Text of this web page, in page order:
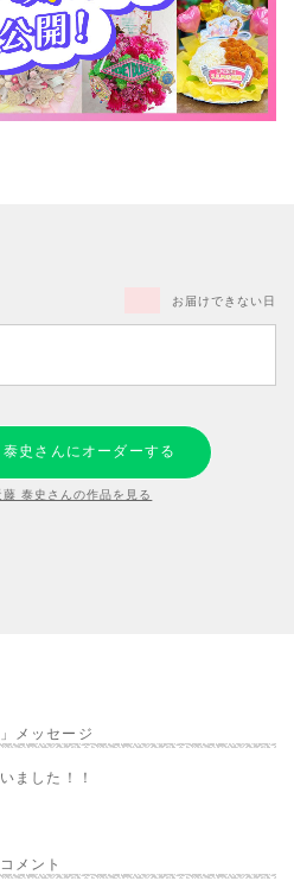
お届けできない日
史さんにオーダーする
藤 泰史さんの作品を見る
メッセージ
ました！！
メント